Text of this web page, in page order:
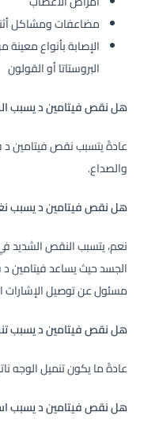
مضاعفات ومشاكل
الإصابة بأنواع
البروستاتا أو القولون
هل نقص فيتامين د يسبب
عادةً يتسبب نقص فيتامين د
والصداع.
هل نقص فيتامين د يسبب
نعم، يتسبب النقص الشديد
الجسد حيث يساعد فيتامين
مسئول عن توصيل الإشارات
هل نقص فيتامين د يسبب
عادةً ما يكون تنميل الوجه
هل نقص فيتامين د يسبب